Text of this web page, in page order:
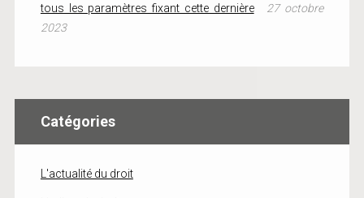
tous les paramètres fixant cette dernière
27 octobre
2023
Catégories
L'actualité du droit